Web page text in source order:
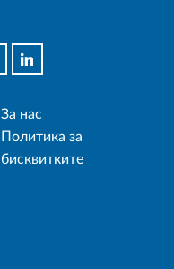
За нас
Политика за
бисквитките